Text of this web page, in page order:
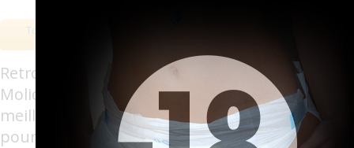
Tous les produits
Retrouverez sur cette page les meilleures
Molicare, Comficare, Confiance, Depend,
meilleurs produits aussi bien pour les
pour l'incontinence.